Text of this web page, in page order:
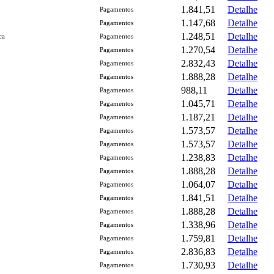
Pagamentos 1.841,51 Detalhe
Pagamentos 1.147,68 Detalhe
Pagamentos 1.248,51 Detalhe
Pagamentos 1.270,54 Detalhe
Pagamentos 2.832,43 Detalhe
Pagamentos 1.888,28 Detalhe
Pagamentos 988,11 Detalhe
Pagamentos 1.045,71 Detalhe
Pagamentos 1.187,21 Detalhe
Pagamentos 1.573,57 Detalhe
Pagamentos 1.573,57 Detalhe
Pagamentos 1.238,83 Detalhe
Pagamentos 1.888,28 Detalhe
Pagamentos 1.064,07 Detalhe
Pagamentos 1.841,51 Detalhe
Pagamentos 1.888,28 Detalhe
Pagamentos 1.338,96 Detalhe
Pagamentos 1.759,81 Detalhe
Pagamentos 2.836,83 Detalhe
Pagamentos 1.730,93
Detalhe